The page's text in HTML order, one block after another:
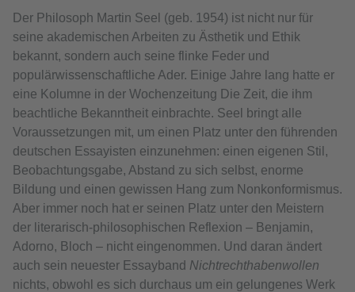
Der Philosoph Martin Seel (geb. 1954) ist nicht nur für
seine akademischen Arbeiten zu Ästhetik und Ethik
bekannt, sondern auch seine flinke Feder und
populärwissenschaftliche Ader. Einige Jahre lang hatte er
eine Kolumne in der Wochenzeitung Die Zeit, die ihm
beachtliche Bekanntheit einbrachte. Seel bringt alle
Voraussetzungen mit, um einen Platz unter den führenden
deutschen Essayisten einzunehmen: einen eigenen Stil,
Beobachtungsgabe, Abstand zu sich selbst, enorme
Bildung und einen gewissen Hang zum Nonkonformismus.
Aber immer noch hat er seinen Platz unter den Meistern
der literarisch-philosophischen Reflexion – Benjamin,
Adorno, Bloch – nicht eingenommen. Und daran ändert
auch sein neuester Essayband Nichtrechthabenwollen
nichts, obwohl es sich durchaus um ein gelungenes Werk